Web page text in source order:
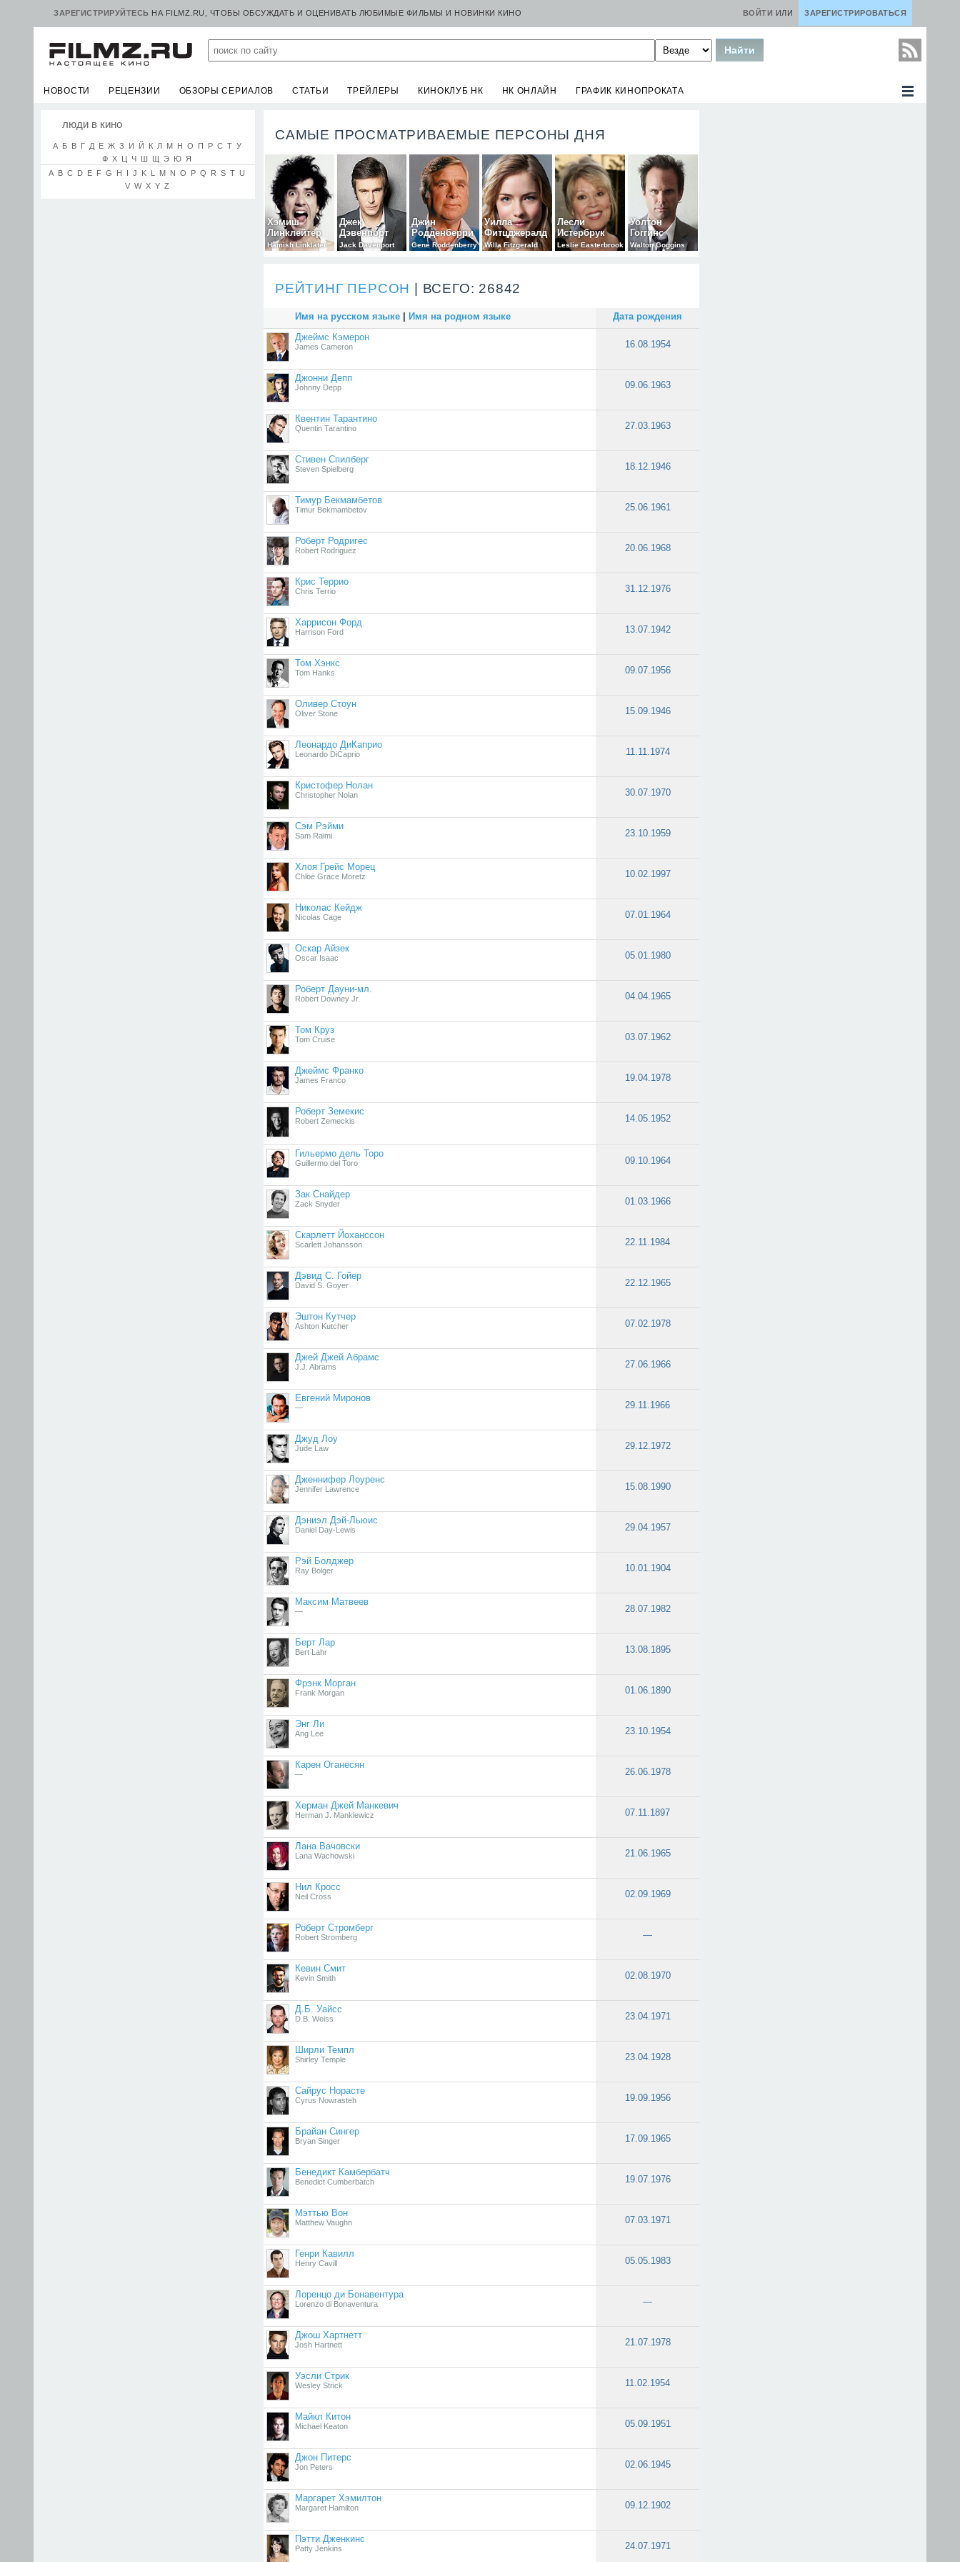
ЗАРЕГИСТРИРУЙТЕСЬ НА FILMZ.RU, ЧТОБЫ ОБСУЖДАТЬ И ОЦЕНИВАТЬ ЛЮБИМЫЕ ФИЛЬМЫ И НОВИНКИ КИНО ЗАРЕГИСТРИРОВАТЬСЯ
ВОЙТИ ИЛИ
НОВОСТИ РЕЦЕНЗИИ ОБЗОРЫ СЕРИАЛОВ СТАТЬИ ТРЕЙЛЕРЫ КИНОКЛУБ НК НК ОНЛАЙН ГРАФИК КИНОПРОКАТА
люди в кино
А Б В Г Д Е Ж З И Й К Л М Н О П Р С Т У
Ф Х Ц Ч Ш Щ Э Ю Я
A B C D E F G H I J K L M N O P Q R S T U
V W X Y Z
САМЫЕ ПРОСМАТРИВАЕМЫЕ ПЕРСОНЫ ДНЯ
Хэмиш
Линклейтер
Hamish Linklater
Джек
Дэвенпорт
Jack Davenport
Джин
Родденберри
Gene Roddenberry
Уилла
Фитцджералд
Willa Fitzgerald
Лесли
Истербрук
Leslie Easterbrook
Уолтон
Гоггинс
Walton Goggins
РЕЙТИНГ ПЕРСОН | ВСЕГО: 26842
Имя на русском языке Имя на родном языке
Дата рождения
Джеймс Кэмерон
James Cameron 16.08.1954
Джонни Депп
Johnny Depp 09.06.1963
Квентин Тарантино
Quentin Tarantino 27.03.1963
Стивен Спилберг
Steven Spielberg 18.12.1946
Тимур Бекмамбетов
Timur Bekmambetov 25.06.1961
Роберт Родригес
Robert Rodriguez 20.06.1968
Крис Террио
Chris Terrio 31.12.1976
Харрисон Форд
Harrison Ford 13.07.1942
Том Хэнкс
Tom Hanks 09.07.1956
Оливер Стоун
Oliver Stone 15.09.1946
Леонардо ДиКаприо
Leonardo DiCaprio 11.11.1974
Кристофер Нолан
Christopher Nolan 30.07.1970
Сэм Рэйми
Sam Raimi 23.10.1959
Хлоя Грейс Морец
Chloë Grace Moretz 10.02.1997
Николас Кейдж
Nicolas Cage 07.01.1964
Оскар Айзек
Oscar Isaac 05.01.1980
Роберт Дауни-мл.
Robert Downey Jr. 04.04.1965
Том Круз
Tom Cruise 03.07.1962
Джеймс Франко
James Franco 19.04.1978
Роберт Земекис
Robert Zemeckis 14.05.1952
Гильермо дель Торо
Guillermo del Toro 09.10.1964
Зак Снайдер
Zack Snyder 01.03.1966
Скарлетт Йоханссон
Scarlett Johansson 22.11.1984
Дэвид С. Гойер
David S. Goyer 22.12.1965
Эштон Кутчер
Ashton Kutcher 07.02.1978
Джей Джей Абрамс
J.J. Abrams 27.06.1966
Евгений Миронов
— 29.11.1966
Джуд Лоу
Jude Law 29.12.1972
Дженнифер Лоуренс
Jennifer Lawrence 15.08.1990
Дэниэл Дэй-Льюис
Daniel Day-Lewis 29.04.1957
Рэй Болджер
Ray Bolger 10.01.1904
Максим Матвеев
— 28.07.1982
Берт Лар
Bert Lahr 13.08.1895
Фрэнк Морган
Frank Morgan 01.06.1890
Энг Ли
Ang Lee 23.10.1954
Карен Оганесян
— 26.06.1978
Херман Джей Манкевич
Herman J. Mankiewicz 07.11.1897
Лана Вачовски
Lana Wachowski 21.06.1965
Нил Кросс
Neil Cross 02.09.1969
Роберт Стромберг
Robert Stromberg —
Кевин Смит
Kevin Smith 02.08.1970
Д.Б. Уайсс
D.B. Weiss 23.04.1971
Ширли Темпл
Shirley Temple 23.04.1928
Сайрус Норасте
Cyrus Nowrasteh 19.09.1956
Брайан Сингер
Bryan Singer 17.09.1965
Бенедикт Камбербатч
Benedict Cumberbatch 19.07.1976
Мэттью Вон
Matthew Vaughn 07.03.1971
Генри Кавилл
Henry Cavill 05.05.1983
Лоренцо ди Бонавентура
Lorenzo di Bonaventura —
Джош Хартнетт
Josh Hartnett 21.07.1978
Уэсли Стрик
Wesley Strick 11.02.1954
Майкл Китон
Michael Keaton 05.09.1951
Джон Питерс
Jon Peters 02.06.1945
Маргарет Хэмилтон
Margaret Hamilton 09.12.1902
Пэтти Дженкинс
Patty Jenkins 24.07.1971